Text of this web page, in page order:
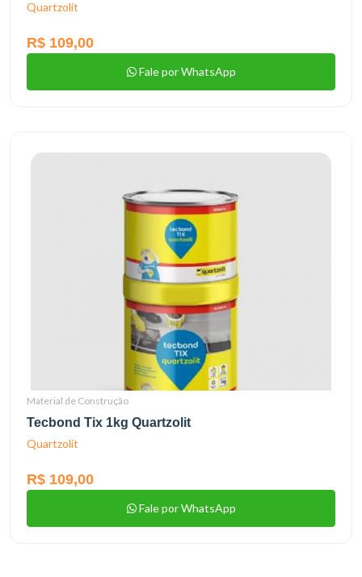
Quartzolit
R$ 109,00
Fale por WhatsApp
Material de Construção
Tecbond Tix 1kg Quartzolit
Quartzolit
R$ 109,00
Fale por WhatsApp